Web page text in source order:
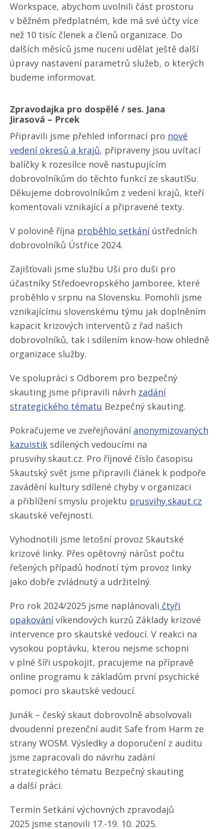
Workspace, abychom uvolnili část prostoru
v běžném předplatném, kde má své účty více
než 10 tisíc členek a členů organizace. Do
dalších měsíců jsme nuceni udělat ještě další
úpravy nastavení parametrů služeb, o kterých
budeme informovat.
Zpravodajka pro dospělé / ses. Jana
Jirasová – Prcek
Připravili jsme přehled informací pro nové
vedení okresů a krajů, připraveny jsou uvítací
balíčky k rozesílce nově nastupujícím
dobrovolníkům do těchto funkcí ze skautISu.
Děkujeme dobrovolníkům z vedení krajů, kteří
komentovali vznikající a připravené texty.
V polovině října proběhlo setkáníústředních
dobrovolníků Ústřice 2024.
Zajišťovali jsme službu Uši pro duši pro
účastníky Středoevropského jamboree, které
proběhlo v srpnu na Slovensku. Pomohli jsme
vznikajícímu slovenskému týmu jak doplněním
kapacit krizových interventů z řad našich
dobrovolníků, tak i sdílením know-how ohledně
organizace služby.
Ve spolupráci s Odborem pro bezpečný
skauting jsme připravili návrh zadání
strategického tématu Bezpečný skauting.
Pokračujeme ve zveřejňování anonymizovaných
kazuistik sdílených vedoucími na
prusvihy.skaut.cz. Pro říjnové číslo časopisu
Skautský svět jsme připravili článek k podpoře
zavádění kultury sdílené chyby v organizaci
a přiblížení smyslu projektu prusvihy.skaut.cz
skautské veřejnosti.
Vyhodnotili jsme letošní provoz Skautské
krizové linky. Přes opětovný nárůst počtu
řešených případů hodnotí tým provoz linky
jako dobře zvládnutý a udržitelný.
Pro rok 2024/​2025 jsme naplánovali čtyři
opakovánívíkendových kurzů Základy krizové
intervence pro skautské vedoucí. V reakci na
vysokou poptávku, kterou nejsme schopni
v plné šíři uspokojit, pracujeme na přípravě
online programu k základům první psychické
pomoci pro skautské vedoucí.
Junák – český skaut dobrovolně absolvovali
dvoudenní prezenční audit Safe from Harm ze
strany WOSM. Výsledky a doporučení z auditu
jsme zapracovali do návrhu zadání
strategického tématu Bezpečný skauting
a další práci.
Termín Setkání výchovných zpravodajů
2025 jsme stanovili 17.-19. 10. 2025.